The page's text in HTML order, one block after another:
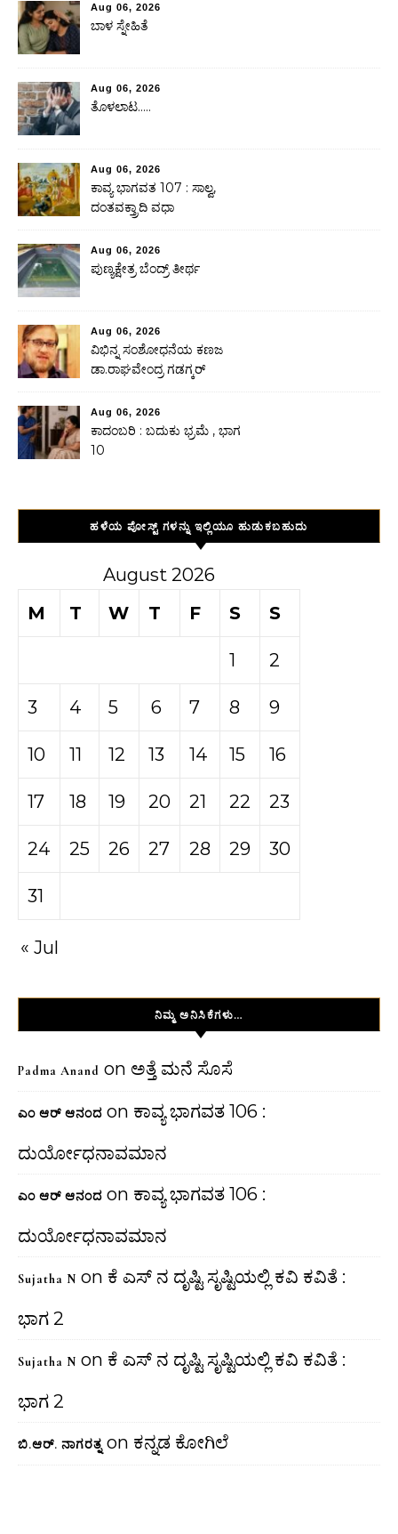
Aug 06, 2026
ಬಾಳ ಸ್ನೇಹಿತೆ
Aug 06, 2026
ತೊಳಲಾಟ…..
Aug 06, 2026
ಕಾವ್ಯ ಭಾಗವತ 107 : ಸಾಲ್ವ,
ದಂತವಕ್ತ್ರಾದಿ ವಧಾ
Aug 06, 2026
ಪುಣ್ಯಕ್ಷೇತ್ರ ಬೆಂದ್ರ್ ತೀರ್ಥ
Aug 06, 2026
ವಿಭಿನ್ನ ಸಂಶೋಧನೆಯ ಕಣಜ
ಡಾ.ರಾಘವೇಂದ್ರ ಗಡಗ್ಕರ್
Aug 06, 2026
ಕಾದಂಬರಿ : ಬದುಕು ಭ್ರಮೆ , ಭಾಗ
10
ಹಳೆಯ ಪೋಸ್ಟ್ ಗಳನ್ನು ಇಲ್ಲಿಯೂ ಹುಡುಕಬಹುದು
August 2026
M
T W T F S S
1 2
3 4 5 6 7 8 9
10 11 12 13 14 15 16
17 18 19 20 21 22 23
24 25 26 27 28 29 30
31
« Jul
ನಿಮ್ಮ ಅನಿಸಿಕೆಗಳು…
Padma Anand on ಅತ್ತೆ ಮನೆ ಸೊಸೆ
ಎಂ ಆರ್ ಆನಂದ on ಕಾವ್ಯ ಭಾಗವತ 106 :
ದುರ್ಯೋಧನಾವಮಾನ
ಎಂ ಆರ್ ಆನಂದ on ಕಾವ್ಯ ಭಾಗವತ 106 :
ದುರ್ಯೋಧನಾವಮಾನ
Sujatha N on ಕೆ ಎಸ್ ನ ದೃಷ್ಟಿ ಸೃಷ್ಟಿಯಲ್ಲಿ ಕವಿ ಕವಿತೆ :
ಭಾಗ 2
Sujatha N on ಕೆ ಎಸ್ ನ ದೃಷ್ಟಿ ಸೃಷ್ಟಿಯಲ್ಲಿ ಕವಿ ಕವಿತೆ :
ಭಾಗ 2
ಬಿ.ಆರ್. ನಾಗರತ್ನ on ಕನ್ನಡ ಕೋಗಿಲೆ